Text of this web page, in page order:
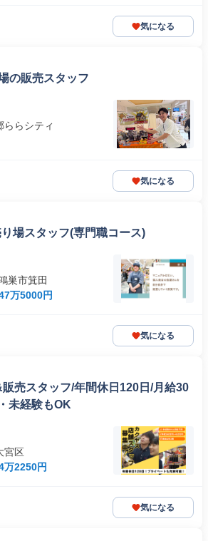
気になる
の販売スタッフ
ららシティ
気になる
場スタッフ(専門職コース)
巣市箕田
万5000円
気になる
売スタッフ/年間休日120日/月給30
未経験もOK
宮区
万2250円
気になる